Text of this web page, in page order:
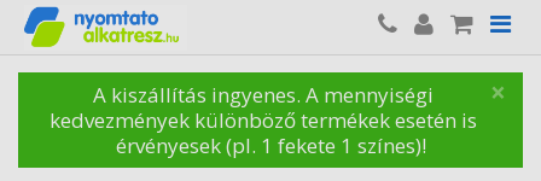
×
A kiszállítás ingyenes. A mennyiségi
kedvezmények különböző termékek esetén is
érvényesek (pl. 1 fekete 1 színes)!